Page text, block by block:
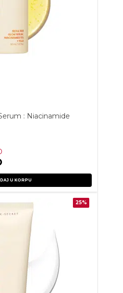
: Niacinamide
U KORPU
25%